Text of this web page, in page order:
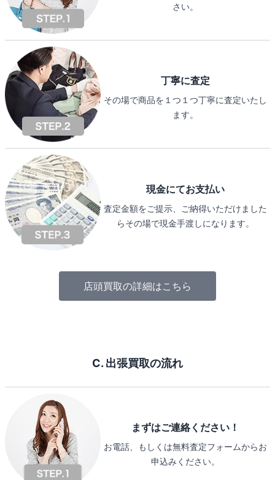
さい。
丁寧に査定
その場で商品を１つ１つ丁寧に査定いたし
ます。
現金にてお支払い
査定金額をご提示、ご納得いただけました
らその場で現金手渡しになります。
店頭買取の詳細はこちら
C. 出張買取の流れ
まずはご連絡ください！
お電話、もしくは無料査定フォームからお
申込みください。